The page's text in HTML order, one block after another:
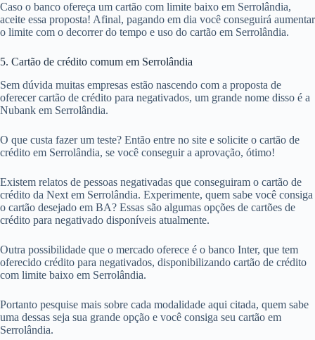
Caso o banco ofereça um cartão com limite baixo em Serrolândia,
aceite essa proposta! Afinal, pagando em dia você conseguirá aumentar
o limite com o decorrer do tempo e uso do cartão em Serrolândia.
5. Cartão de crédito comum em Serrolândia
Sem dúvida muitas empresas estão nascendo com a proposta de
oferecer cartão de crédito para negativados, um grande nome disso é a
Nubank em Serrolândia.
O que custa fazer um teste? Então entre no site e solicite o cartão de
crédito em Serrolândia, se você conseguir a aprovação, ótimo!
Existem relatos de pessoas negativadas que conseguiram o cartão de
crédito da Next em Serrolândia. Experimente, quem sabe você consiga
o cartão desejado em BA? Essas são algumas opções de cartões de
crédito para negativado disponíveis atualmente.
Outra possibilidade que o mercado oferece é o banco Inter, que tem
oferecido crédito para negativados, disponibilizando cartão de crédito
com limite baixo em Serrolândia.
Portanto pesquise mais sobre cada modalidade aqui citada, quem sabe
uma dessas seja sua grande opção e você consiga seu cartão em
Serrolândia.